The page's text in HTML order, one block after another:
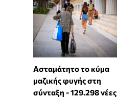
Ασταμάτητο το κύμα
μαζικής φυγής στη
σύνταξη - 129.298 νέες